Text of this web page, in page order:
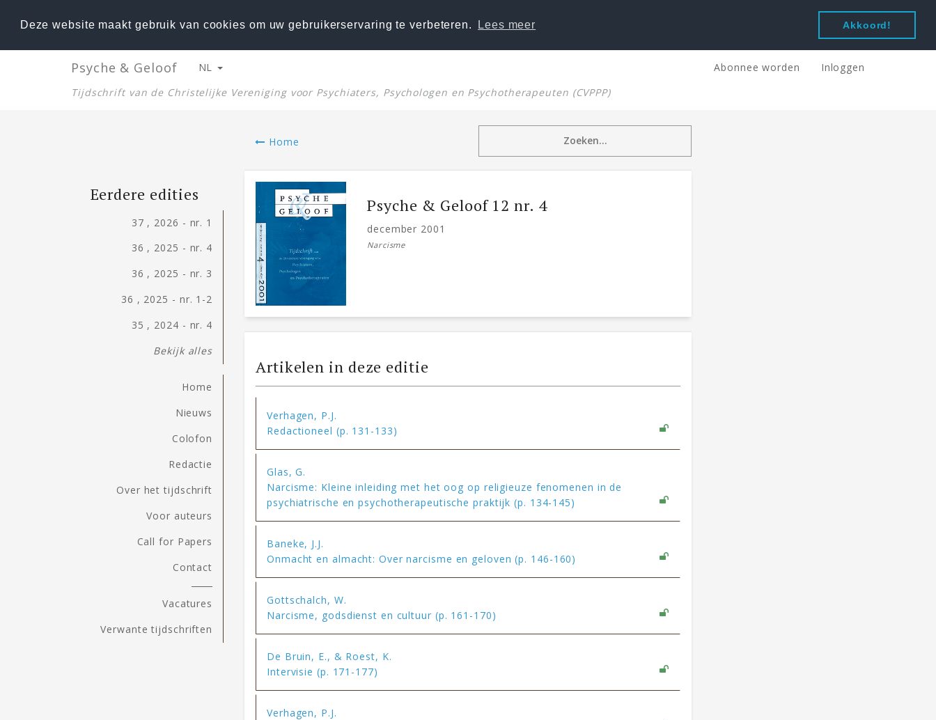
Deze website maakt gebruik van cookies om uw gebruikerservaring te verbeteren. Lees meer Akkoord!
Psyche & Geloof NL Abonnee worden
Inloggen
Tijdschrift van de Christelijke Vereniging voor Psychiaters, Psychologen en Psychotherapeuten (CVPPP)
Home
Eerdere edities
37 , 2026 - nr. 1
36 , 2025 - nr. 4
36 , 2025 - nr. 3
36 , 2025 - nr. 1-2
35 , 2024 - nr. 4
Bekijk alles
Home
Nieuws
Colofon
Redactie
Over het tijdschrift
Voor auteurs
Call for Papers
Contact
Vacatures
Verwante tijdschriften
Psyche & Geloof 12 nr. 4
december 2001
Narcisme
Artikelen in deze editie
Verhagen, P.J.
Redactioneel (p. 131-133)
Glas, G.
Narcisme: Kleine inleiding met het oog op religieuze fenomenen in de
psychiatrische en psychotherapeutische praktijk (p. 134-145)
Baneke, J.J.
Onmacht en almacht: Over narcisme en geloven (p. 146-160)
Gottschalch, W.
Narcisme, godsdienst en cultuur (p. 161-170)
De Bruin, E., & Roest, K.
Intervisie (p. 171-177)
Verhagen, P.J.